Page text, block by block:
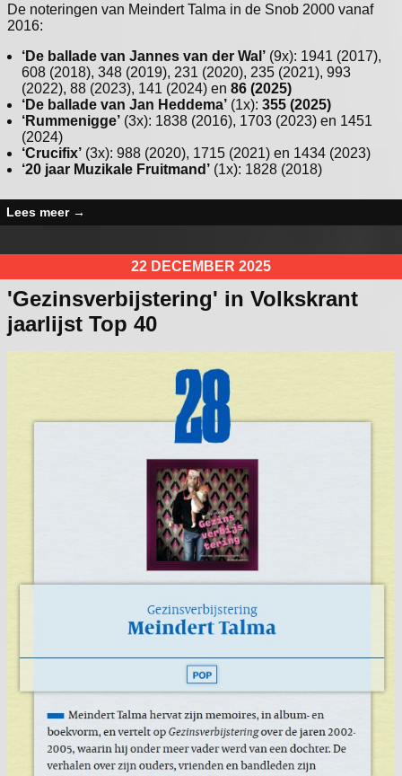
De noteringen van Meindert Talma in de Snob 2000 vanaf
2016:
‘De ballade van Jannes van der Wal’ (9x): 1941 (2017),
608 (2018), 348 (2019), 231 (2020), 235 (2021), 993
(2022), 88 (2023), 141 (2024) en 86 (2025)
‘De ballade van Jan Heddema’ (1x): 355 (2025)
‘Rummenigge’ (3x): 1838 (2016), 1703 (2023) en 1451
(2024)
‘Crucifix’ (3x): 988 (2020), 1715 (2021) en 1434 (2023)
‘20 jaar Muzikale Fruitmand’ (1x): 1828 (2018)
Lees meer →
22 DECEMBER 2025
'Gezinsverbijstering' in Volkskrant
jaarlijst Top 40